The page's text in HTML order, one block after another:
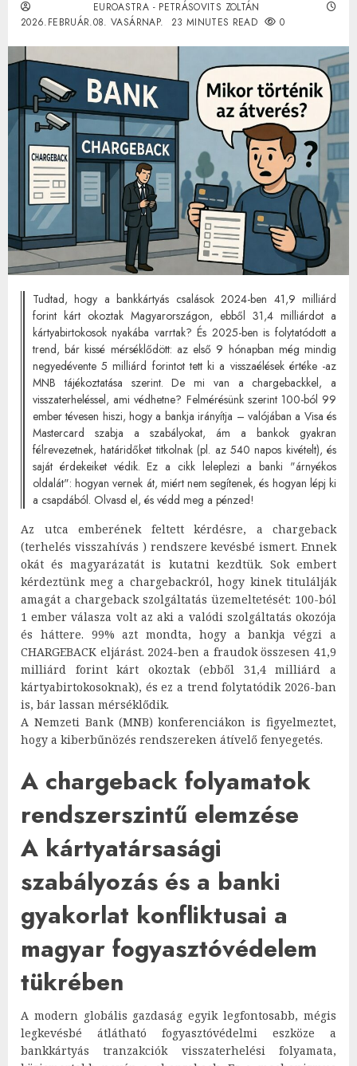
EUROASTRA - PETRÁSOVITS ZOLTÁN
2026.FEBRUÁR.08. VASÁRNAP.
23 MINUTES READ 0
Tudtad, hogy a bankkártyás csalások 2024-ben 41,9 milliárd
forint kárt okoztak Magyarországon, ebből 31,4 milliárdot a
kártyabirtokosok nyakába varrtak? És 2025-ben is folytatódott a
trend, bár kissé mérséklődött: az első 9 hónapban még mindig
negyedévente 5 milliárd forintot tett ki a visszaélések értéke -az
MNB tájékoztatása szerint. De mi van a chargebackkel, a
visszaterheléssel, ami védhetne? Felmérésünk szerint 100-ból 99
ember tévesen hiszi, hogy a bankja irányítja – valójában a Visa és
Mastercard szabja a szabályokat, ám a bankok gyakran
félrevezetnek, határidőket titkolnak (pl. az 540 napos kivételt), és
saját érdekeiket védik. Ez a cikk leleplezi a banki "árnyékos
oldalát": hogyan vernek át, miért nem segítenek, és hogyan lépj ki
a csapdából. Olvasd el, és védd meg a pénzed!
Az utca emberének feltett kérdésre, a chargeback
(terhelés visszahívás ) rendszere kevésbé ismert. Ennek
okát és magyarázatát is kutatni kezdtük. Sok embert
kérdeztünk meg a chargebackról, hogy kinek titulálják
amagát a chargeback szolgáltatás üzemeltetését: 100-ból
1 ember válasza volt az aki a valódi szolgáltatás okozója
és háttere. 99% azt mondta, hogy a bankja végzi a
CHARGEBACK eljárást. 2024-ben a fraudok összesen 41,9
milliárd forint kárt okoztak (ebből 31,4 milliárd a
kártyabirtokosoknak), és ez a trend folytatódik 2026-ban
is, bár lassan mérséklődik.
A Nemzeti Bank (MNB) konferenciákon is figyelmeztet,
hogy a kiberbűnözés rendszereken átívelő fenyegetés.
A chargeback folyamatok
rendszerszintű elemzése
A kártyatársasági
szabályozás és a banki
gyakorlat konfliktusai a
magyar fogyasztóvédelem
tükrében
A modern globális gazdaság egyik legfontosabb, mégis
legkevésbé átlátható fogyasztóvédelmi eszköze a
bankkártyás tranzakciók visszaterhelési folyamata,